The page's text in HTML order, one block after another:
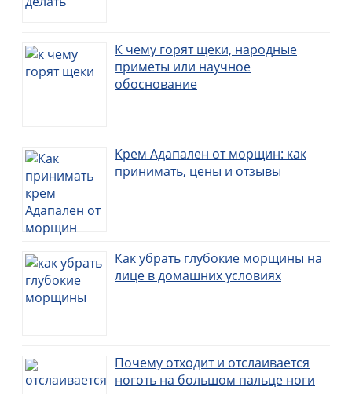
К чему горят щеки, народные
приметы или научное
обоснование
Крем Адапален от морщин: как
принимать, цены и отзывы
Как убрать глубокие морщины на
лице в домашних условиях
Почему отходит и отслаивается
ноготь на большом пальце ноги